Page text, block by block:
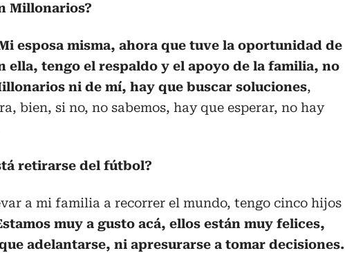
Millonarios?
esposa misma, ahora que tuve la oportunidad de
ella, tengo el respaldo y el apoyo de la familia, no
ni de mí, hay que buscar soluciones,
bien, si no, no sabemos, hay que esperar, no hay
retirarse del fútbol?
a mi familia a recorrer el mundo, tengo cinco hijos
muy a gusto acá, ellos están muy felices,
adelantarse, ni apresurarse a tomar decisiones.